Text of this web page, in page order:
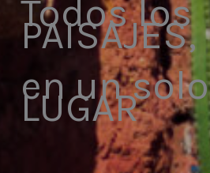
Todos los
PAISAJES,
en un solo
LUGAR